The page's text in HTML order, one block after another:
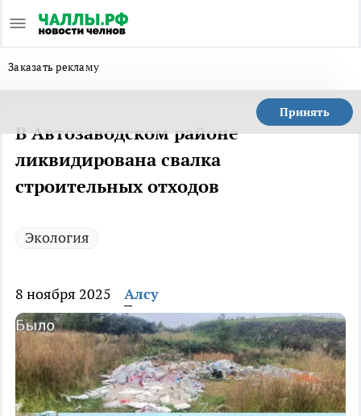
Заказать рекламу
Принять
В Автозаводском районе
ликвидирована свалка
строительных отходов
Экология
8 ноября 2025 Алсу